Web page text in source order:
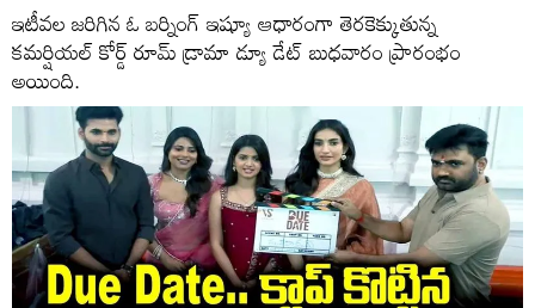
ఇటీవ‌ల జ‌రిగిన ఓ బర్నింగ్‌ ఇష్యూ ఆధారంగా తెర‌కెక్కుతున్న‌
కమర్షియల్‌ కోర్డ్‌ రూమ్‌ డ్రామా డ్యూ డేట్ బుధ‌వారం ప్రారంభం
అయింది.